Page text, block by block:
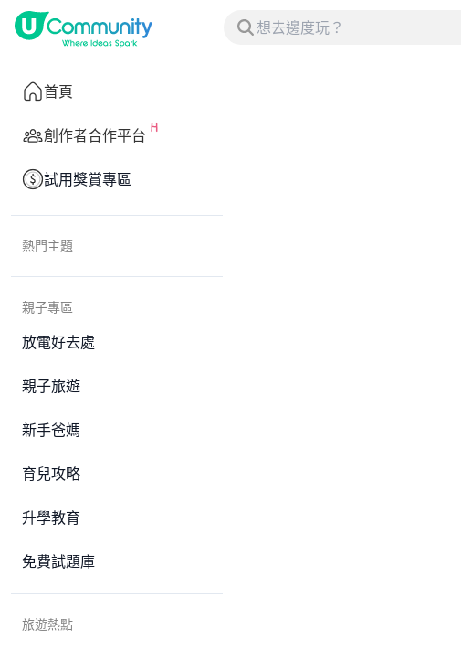
首頁
創作者合作平台
試用獎賞專區
熱門主題
親子專區
放電好去處
親子旅遊
新手爸媽
育兒攻略
升學教育
免費試題庫
旅遊熱點